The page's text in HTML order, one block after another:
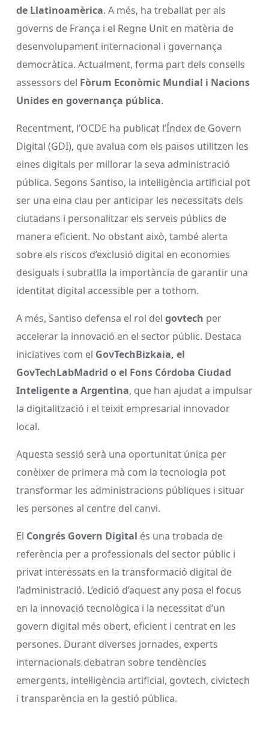
de Llatinoamèrica. A més, ha treballat per als
governs de França i el Regne Unit en matèria de
desenvolupament internacional i governança
democràtica. Actualment, forma part dels consells
assessors del Fòrum Econòmic Mundial i Nacions
Unides en governança pública.
Recentment, l’OCDE ha publicat l’Índex de Govern
Digital (GDI), que avalua com els països utilitzen les
eines digitals per millorar la seva administració
pública. Segons Santiso, la intel·ligència artificial pot
ser una eina clau per anticipar les necessitats dels
ciutadans i personalitzar els serveis públics de
manera eficient. No obstant això, també alerta
sobre els riscos d’exclusió digital en economies
desiguals i subratlla la importància de garantir una
identitat digital accessible per a tothom.
A més, Santiso defensa el rol del govtech per
accelerar la innovació en el sector públic. Destaca
iniciatives com el GovTechBizkaia, el
GovTechLabMadrid o el Fons Córdoba Ciudad
Inteligente a Argentina, que han ajudat a impulsar
la digitalització i el teixit empresarial innovador
local.
Aquesta sessió serà una oportunitat única per
conèixer de primera mà com la tecnologia pot
transformar les administracions públiques i situar
les persones al centre del canvi.
El Congrés Govern Digital és una trobada de
referència per a professionals del sector públic i
privat interessats en la transformació digital de
l’administració. L’edició d’aquest any posa el focus
en la innovació tecnològica i la necessitat d’un
govern digital més obert, eficient i centrat en les
persones. Durant diverses jornades, experts
internacionals debatran sobre tendències
emergents, intel·ligència artificial, govtech, civictech
i transparència en la gestió pública.